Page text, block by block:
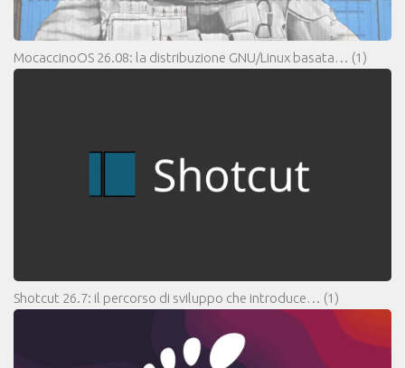
MocaccinoOS 26.08: la distribuzione GNU/Linux basata… (1)
Shotcut 26.7: il percorso di sviluppo che introduce… (1)